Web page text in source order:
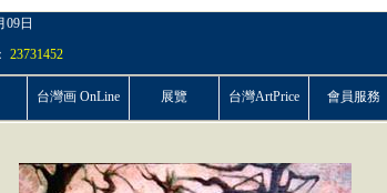
09日
23731452
台灣画 OnLine 展覽 台灣ArtPrice 會員服務